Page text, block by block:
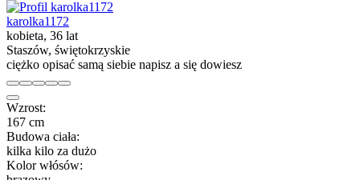
karolka1172
kobieta, 36 lat
Staszów, świętokrzyskie
ciężko opisać samą siebie napisz a się dowiesz
Wzrost:
167 cm
Budowa ciała:
kilka kilo za dużo
Kolor włósów: